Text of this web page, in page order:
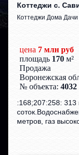
Коттеджи с.
Коттеджи Дома
цена7 млн руб
площадь 170 м²
Продажа
Воронежская
№ объекта:4032
:168;207:258: 313
метров, газ